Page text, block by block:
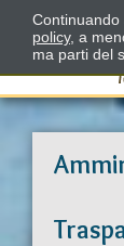
policy, a
ma parti del